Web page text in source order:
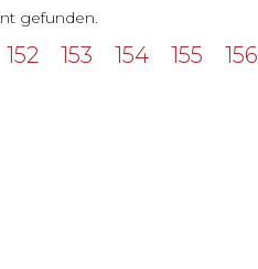
gefunden.
152 153 154 155 156